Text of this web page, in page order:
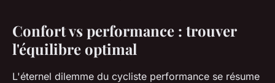
Confort vs performance : trouver
l'équilibre optimal
L'éternel dilemme du cycliste performance se résume